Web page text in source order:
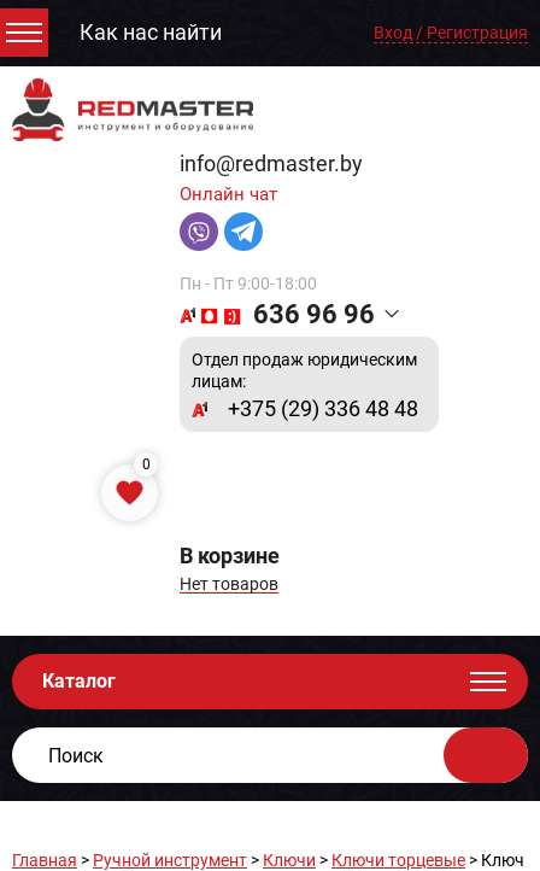
Как нас найти Вход / Регистрация
info@redmaster.by
Онлайн чат
Пн - Пт 9:00-18:00
636 96 96
Отдел продаж юридическим
лицам:
+375 (29) 336 48 48
0
В корзине
Нет товаров
Каталог
Главная > Ручной инструмент > Ключи > Ключи торцевые > Ключ